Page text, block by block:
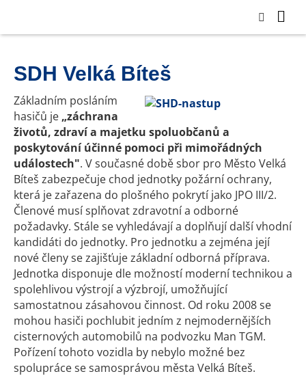
SDH Velká Bíteš
Základním posláním
hasičů je „záchrana
životů, zdraví a majetku spoluobčanů a
poskytování účinné pomoci při mimořádných
událostech". V současné době sbor pro Město Velká
Bíteš zabezpečuje chod jednotky požární ochrany,
která je zařazena do plošného pokrytí jako JPO III/2.
Členové musí splňovat zdravotní a odborné
požadavky. Stále se vyhledávají a doplňují další vhodní
kandidáti do jednotky. Pro jednotku a zejména její
nové členy se zajišťuje základní odborná příprava.
Jednotka disponuje dle možností moderní technikou a
spolehlivou výstrojí a výzbrojí, umožňující
samostatnou zásahovou činnost. Od roku 2008 se
mohou hasiči pochlubit jedním z nejmodernějších
cisternových automobilů na podvozku Man TGM.
Pořízení tohoto vozidla by nebylo možné bez
spolupráce se samosprávou města Velká Bíteš.